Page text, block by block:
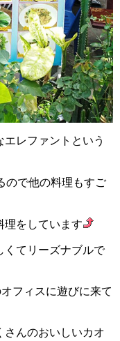
レファントという
ので他の料理もすご
理をしています
くてリーズナブルで
フィスに遊びに来て
さんのおいしいカオ